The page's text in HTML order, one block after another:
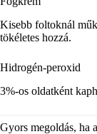
Kisebb foltoknál
tökéletes hozzá.
Hidrogén-peroxid
3%-os oldatként
Gyors megoldás, ha